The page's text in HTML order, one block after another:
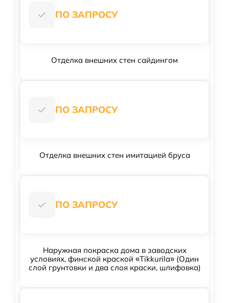
ПО ЗАПРОСУ
Отделка внешних стен сайдингом
ПО ЗАПРОСУ
Отделка внешних стен имитацией бруса
ПО ЗАПРОСУ
Наружная покраска дома в заводских
условиях, финской краской «Tikkurila» (Один
слой грунтовки и два слоя краски, шлифовка)